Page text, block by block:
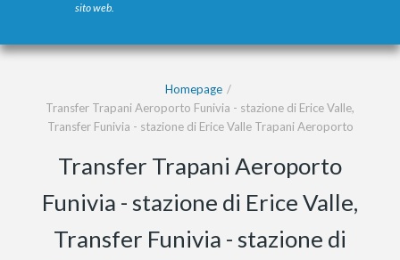
sito web.
Homepage
Transfer Trapani Aeroporto Funivia - stazione di Erice Valle,
Transfer Funivia - stazione di Erice Valle Trapani Aeroporto
Transfer Trapani Aeroporto
Funivia - stazione di Erice Valle,
Transfer Funivia - stazione di